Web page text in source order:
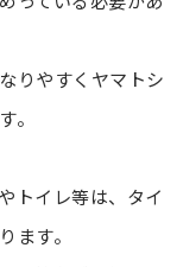
りやすくヤマトシ
。
トイレ等は、タイ
ます。